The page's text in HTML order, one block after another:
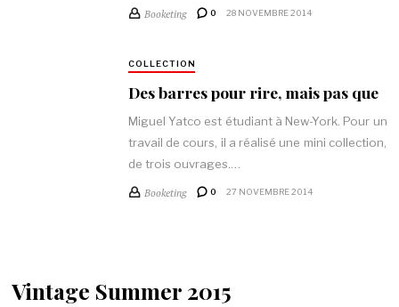
Booketing 0 28 NOVEMBRE 2014
COLLECTION
Des barres pour rire, mais pas que
Miguel Yatco est étudiant à New-York. Pour un
travail de cours, il a réalisé une mini collection,
de trois ouvrages.…
Booketing 0 27 NOVEMBRE 2014
Vintage Summer 2015